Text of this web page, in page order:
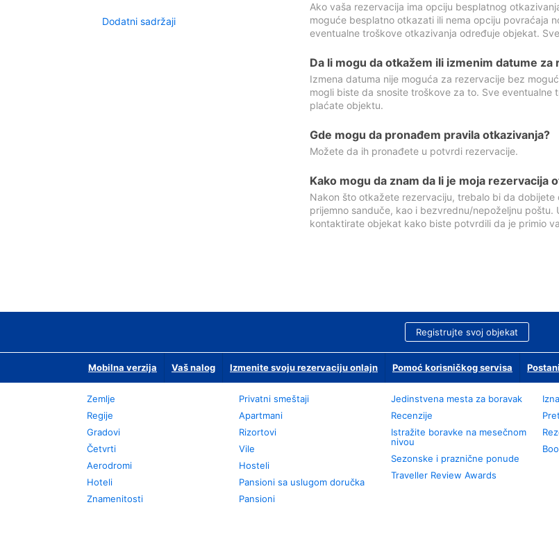
Dodatni sadržaji
Ako vaša rezervacija ima opciju besplatnog
moguće besplatno otkazati ili nema opciju povraćaja
eventualne troškove otkazivanja određuje objekat.
Da li mogu da otkažem ili izmenim datume
Izmena datuma nije moguća za rezervacije bez
mogli biste da snosite troškove za to. Sve
plaćate objektu.
Gde mogu da pronađem pravila otkazivanja?
Možete da ih pronađete u potvrdi rezervacije.
Kako mogu da znam da li je moja rezervacija
Nakon što otkažete rezervaciju, trebalo bi da
prijemno sanduče, kao i bezvrednu/nepoželjnu
kontaktirate objekat kako biste potvrdili da je primio
Registrujte svoj objekat
Mobilna verzija Vaš nalog Izmenite svoju rezervaciju onlajn Pomoć korisničkog servisa
Zemlje
Regije
Gradovi
Četvrti
Aerodromi
Hoteli
Znamenitosti
Privatni smeštaji
Apartmani
Rizortovi
Vile
Hosteli
Pansioni sa uslugom doručka
Pansioni
Jedinstvena mesta za boravak
Recenzije
Istražite boravke na mesečnom
nivou
Sezonske i praznične ponude
Traveller Review Awards